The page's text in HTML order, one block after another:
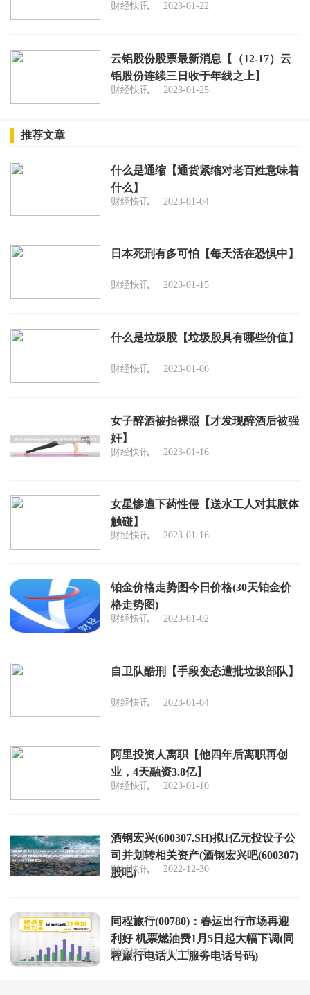
财经快讯 2023-01-22
云铝股份股票最新消息【（12-17）云
铝股份连续三日收于年线之上】
财经快讯 2023-01-25
推荐文章
什么是通缩【通货紧缩对老百姓意味着
什么】
财经快讯 2023-01-04
日本死刑有多可怕【每天活在恐惧中】
财经快讯 2023-01-15
什么是垃圾股【垃圾股具有哪些价值】
财经快讯 2023-01-06
女子醉酒被拍裸照【才发现醉酒后被强
奸】
财经快讯 2023-01-16
女星惨遭下药性侵【送水工人对其肢体
触碰】
财经快讯 2023-01-16
铂金价格走势图今日价格(30天铂金价
格走势图)
财经快讯 2023-01-02
自卫队酷刑【手段变态遭批垃圾部队】
财经快讯 2023-01-04
阿里投资人离职【他四年后离职再创
业，4天融资3.8亿】
财经快讯 2023-01-10
酒钢宏兴(600307.SH)拟1亿元投设子公
司并划转相关资产(酒钢宏兴吧(600307)
股吧)
财经快讯 2022-12-30
同程旅行(00780)：春运出行市场再迎
利好 机票燃油费1月5日起大幅下调(同
程旅行电话人工服务电话号码)
财经快讯 2022-12-30